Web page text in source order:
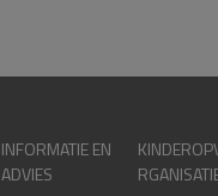
INFORMATIE EN
ADVIES